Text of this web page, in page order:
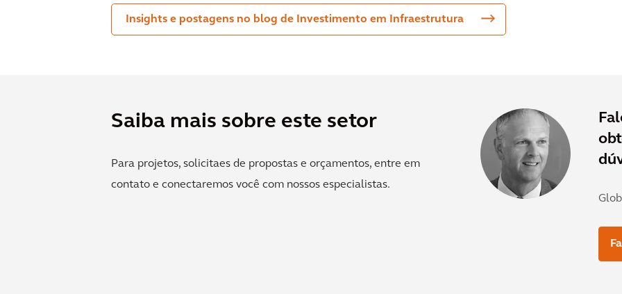
Insights e postagens no blog de Investimento em Infraestrutura
Saiba mais sobre este setor
Para projetos, solicitaes de propostas e orçamentos, entre em
contato e conectaremos você com nossos especialistas.